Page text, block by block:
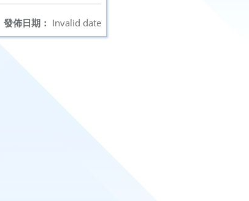
發佈日期： Invalid date